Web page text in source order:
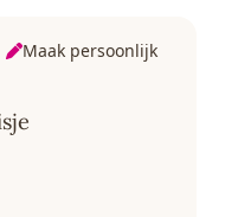
Maak persoonlijk